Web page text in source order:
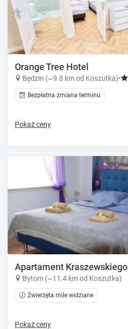
Orange Tree Hotel
Będzin (~9.8 km od Koszutka)•
Bezpłatna zmiana terminu
Pokaż ceny
Apartament Kraszewskiego
Bytom (~11.4 km od Koszutka)
Zwierzęta mile widziane
Pokaż ceny